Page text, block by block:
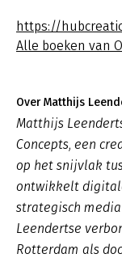
https://
Alle boeken van
Over Matthijs
Matthijs
Concepts, een
op het snijvlak
ontwikkelt
strategisch
Leendertse
Rotterdam als